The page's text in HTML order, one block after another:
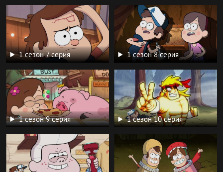
1 сезон 7 серия 1 сезон 8 серия
1 сезон 9 серия 1 сезон 10 серия